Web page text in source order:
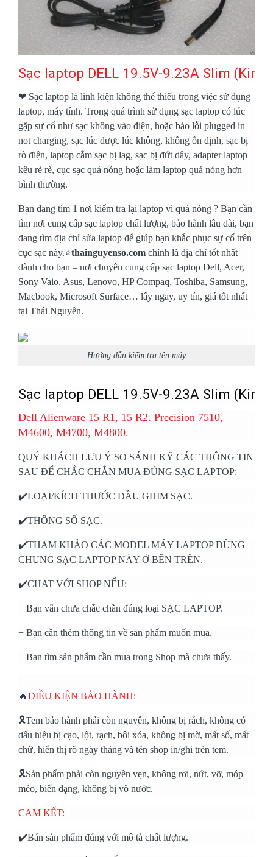
Sạc laptop DELL 19.5V-9.23A Slim
❤ Sạc laptop là linh kiện không thể thiếu trong việc sử dụng
laptop, máy tính. Trong quá trình sử dụng sạc laptop có lúc
gặp sự cố như sạc không vào điện, hoặc báo lỗi plugged in
not charging, sạc lúc được lúc không, không ổn định, sạc bị
rò điện, laptop cắm sạc bị lag, sạc bị đứt dây, adapter laptop
kêu rè rè, cục sạc quá nóng hoặc làm laptop quá nóng hơn
bình thường.
Bạn đang tìm 1 nơi kiểm tra lại laptop vì quá nóng ? Bạn cần
tìm nơi cung cấp sạc laptop chất lượng, bảo hành lâu dài, bạn
đang tìm địa chỉ sửa laptop để giúp bạn khắc phục sự cố trên
cục sạc này.⭐thainguyenso.com chính là địa chỉ tốt nhất
dành cho bạn – nơi chuyên cung cấp sạc laptop Dell, Acer,
Sony Vaio, Asus, Lenovo, HP Compaq, Toshiba, Samsung,
Macbook, Microsoft Surface… lấy ngay, uy tín, giá tốt nhất
tại Thái Nguyên.
Hướng dẫn kiếm tra tên máy
Sạc laptop DELL 19.5V-9.23A Slim
Dell Alienware 15 R1, 15 R2. Precision 7510,
M4600, M4700, M4800.
QUÝ KHÁCH LƯU Ý SO SÁNH KỸ CÁC THÔNG TIN
SAU ĐỂ CHẮC CHẮN MUA ĐÚNG SẠC LAPTOP:
✔️LOẠI/KÍCH THƯỚC ĐẦU GHIM SẠC.
✔️THÔNG SỐ SẠC.
✔️THAM KHẢO CÁC MODEL MÁY LAPTOP DÙNG
CHUNG SẠC LAPTOP NÀY Ở BÊN TRÊN.
✔️CHAT VỚI SHOP NẾU:
+ Bạn vẫn chưa chắc chắn đúng loại SẠC LAPTOP.
+ Bạn cần thêm thông tin về sản phẩm muốn mua.
+ Bạn tìm sản phẩm cần mua trong Shop mà chưa thấy.
===============
🔥ĐIỀU KIỆN BẢO HÀNH:
🎗️Tem bảo hành phải còn nguyên, không bị rách, không có
dấu hiệu bị cạo, lột, rạch, bôi xóa, không bị mờ, mất số, mất
chữ, hiển thị rõ ngày tháng và tên shop in/ghi trên tem.
🎗️Sản phẩm phải còn nguyên vẹn, không rơi, nứt, vỡ, móp
méo, biến dạng, không bị vô nước.
CAM KẾT:
✔️Bán sản phẩm đúng với mô tả chất lượng.